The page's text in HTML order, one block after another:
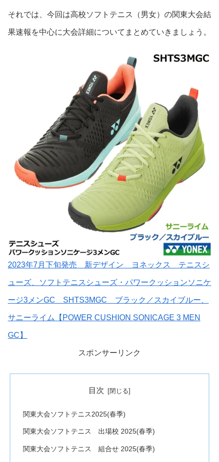
それでは、今回は高校ソフトテニス（男女）の関東大会結
果速報を中心に大会詳細についてまとめていきましょう。
2023年7月下旬発売 新デザイン ヨネックス テニスシ
ューズ、ソフトテニスシューズ・パワークッションソニケ
ージ3メンGC SHTS3MGC ブラック／スカイブルー、
サニーライム【POWER CUSHION SONICAGE 3 MEN
GC】
スポンサーリンク
目次
関東大会ソフトテニス2025(春季)
関東大会ソフトテニス 出場校 2025(春季)
関東大会ソフトテニス 組合せ 2025(春季)